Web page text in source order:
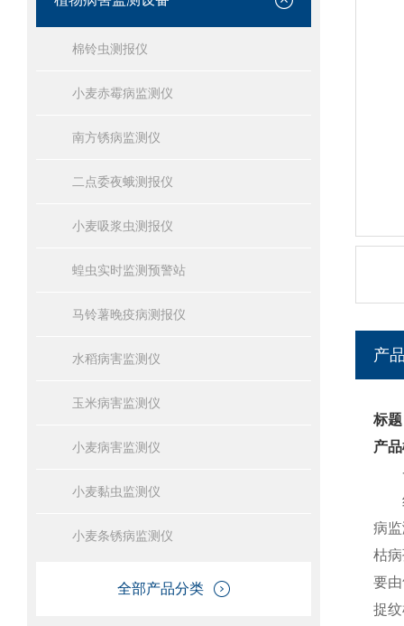
棉铃虫测报仪
小麦赤霉病监测仪
南方锈病监测仪
二点委夜蛾测报仪
小麦吸浆虫测报仪
蝗虫实时监测预警站
马铃薯晚疫病测报仪
水稻病害监测仪
玉米病害监测仪
小麦病害监测仪
小麦黏虫监测仪
小麦条锈病监测仪
全部产品分类
产
标
产
病
枯
要
捉